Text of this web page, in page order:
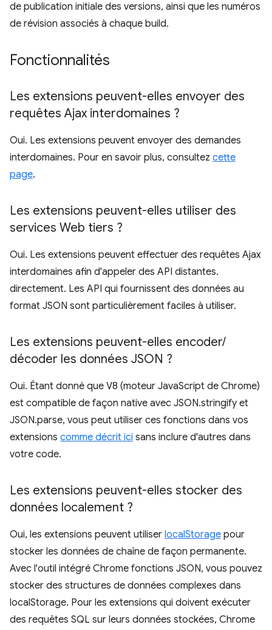
de publication initiale des versions, ainsi que les numéros
de révision associés à chaque build.
Fonctionnalités
Les extensions peuvent-elles envoyer des
requêtes Ajax interdomaines ?
Oui. Les extensions peuvent envoyer des demandes
interdomaines. Pour en savoir plus, consultez cette
page.
Les extensions peuvent-elles utiliser des
services Web tiers ?
Oui. Les extensions peuvent effectuer des requêtes Ajax
interdomaines afin d'appeler des API distantes.
directement. Les API qui fournissent des données au
format JSON sont particulièrement faciles à utiliser.
Les extensions peuvent-elles encoder/
décoder les données JSON ?
Oui. Étant donné que V8 (moteur JavaScript de Chrome)
est compatible de façon native avec JSON.stringify et
JSON.parse, vous peut utiliser ces fonctions dans vos
extensions comme décrit ici sans inclure d'autres dans
votre code.
Les extensions peuvent-elles stocker des
données localement ?
Oui, les extensions peuvent utiliser localStorage pour
stocker les données de chaîne de façon permanente.
Avec l'outil intégré Chrome fonctions JSON, vous pouvez
stocker des structures de données complexes dans
localStorage. Pour les extensions qui doivent exécuter
des requêtes SQL sur leurs données stockées, Chrome